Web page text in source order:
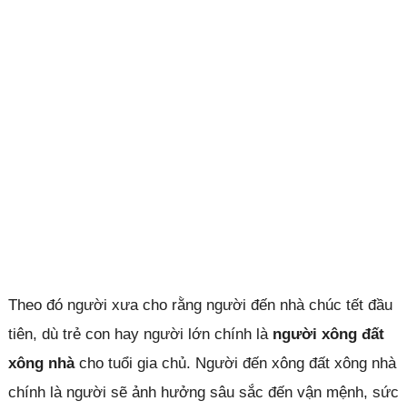
Theo đó người xưa cho rằng người đến nhà chúc tết đầu
tiên, dù trẻ con hay người lớn chính là người xông đất
xông nhàcho tuổi gia chủ. Người đến xông đất xông nhà
chính là người sẽ ảnh hưởng sâu sắc đến vận mệnh, sức